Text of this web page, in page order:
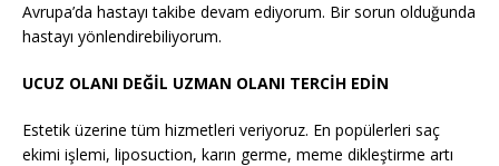
Avrupa’da hastayı takibe devam ediyorum. Bir sorun olduğunda
hastayı yönlendirebiliyorum.
UCUZ OLANI DEĞİL UZMAN OLANI TERCİH EDİN
Estetik üzerine tüm hizmetleri veriyoruz. En popülerleri saç
ekimi işlemi, liposuction, karın germe, meme dikleştirme artı